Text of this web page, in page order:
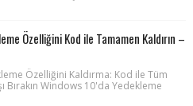
Özelliğini Kod ile Tamamen Kaldırın –
Özelliğini Kaldırma: Kod ile Tüm
Bırakın Windows 10'da Yedekleme